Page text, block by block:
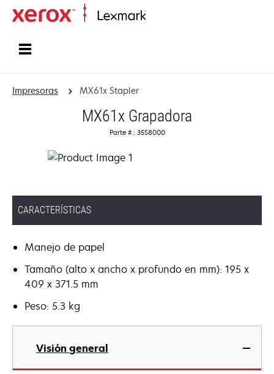
Impresoras MX61x Stapler
MX61x Grapadora
Parte #.: 35S8000
CARACTERÍSTICAS
Manejo de papel
Tamaño (alto x ancho x profundo en mm): 195 x
409 x 371.5 mm
Peso: 5.3 kg
Visión general